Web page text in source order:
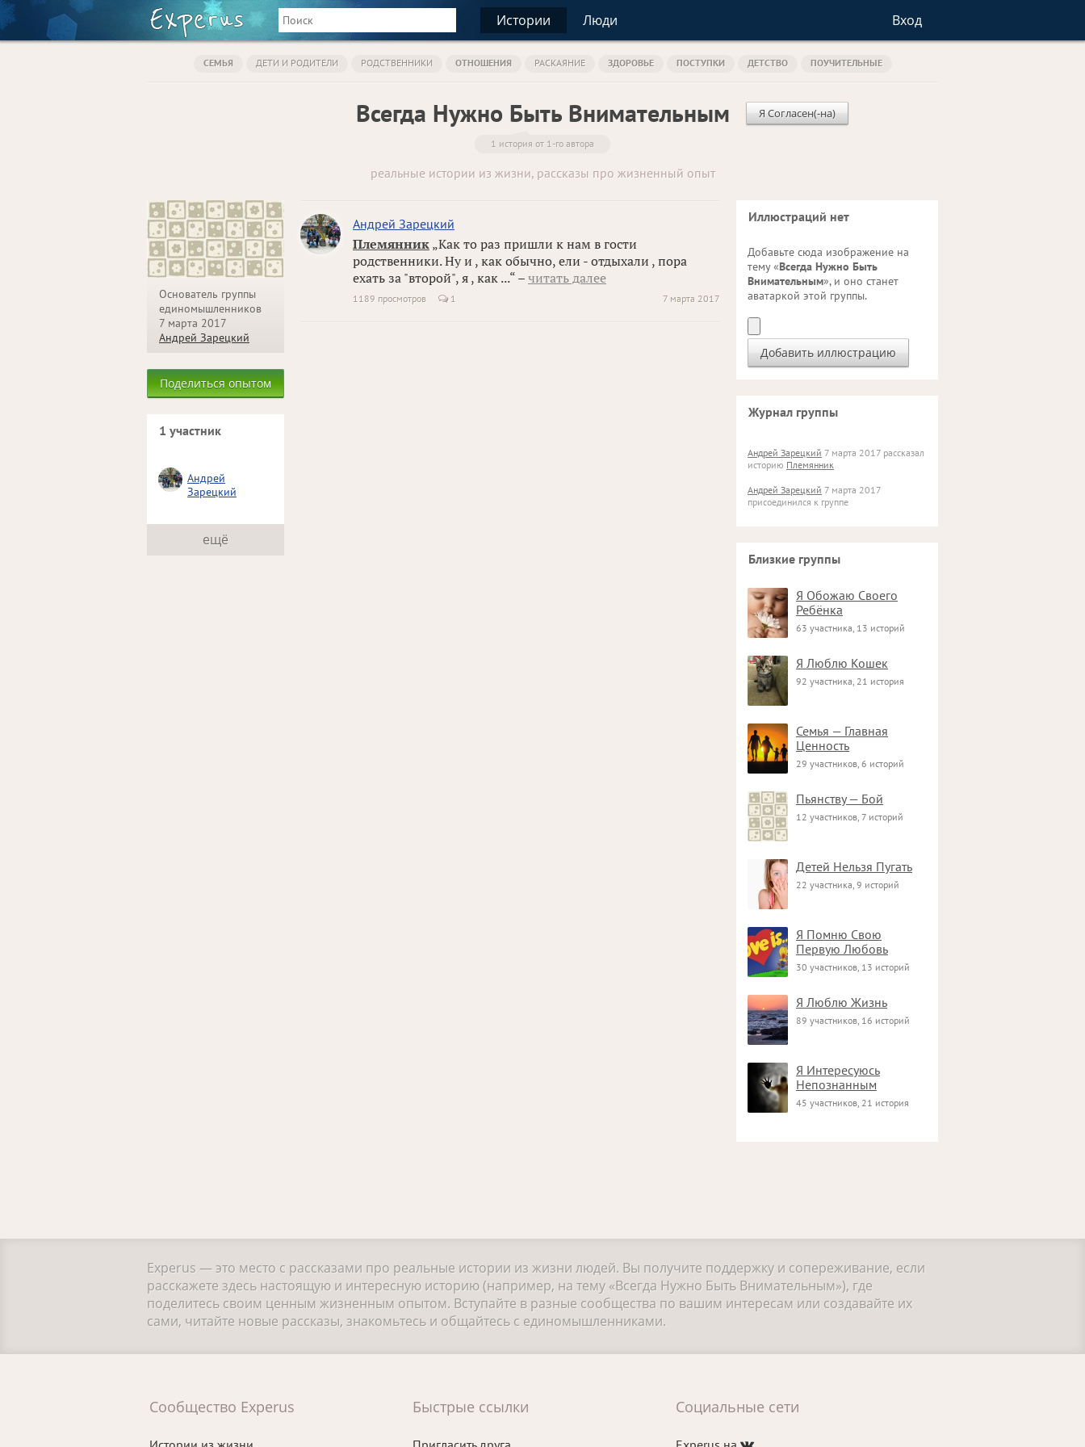
Истории Люди Вход
СЕМЬЯ ДЕТИ И РОДИТЕЛИ РОДСТВЕННИКИ ОТНОШЕНИЯ РАСКАЯНИЕ ЗДОРОВЬЕ ПОСТУПКИ ДЕТСТВО ПОУЧИТЕЛЬНЫЕ
Всегда Нужно Быть Внимательным Я Согласен(-на)
1 история от 1-го автора
реальные истории из жизни, рассказы про жизненный опыт
Основатель группы
единомышленников
7 марта 2017
Андрей Зарецкий
Поделиться опытом
1 участник
Андрей
Зарецкий
ещё
Андрей Зарецкий
Племянник „Как то раз пришли к нам в гости
родственники. Ну и , как обычно, ели - отдыхали , пора
ехать за "второй", я , как ...“ – читать далее
7 марта 2017
1189 просмотров 1
Иллюстраций нет
Добавьте сюда изображение на
тему «Всегда Нужно Быть
Внимательным», и оно станет
аватаркой этой группы.
Журнал группы
Андрей Зарецкий 7 марта 2017 рассказал
историю Племянник
Андрей Зарецкий 7 марта 2017
присоединился к группе
Близкие группы
Я Обожаю Своего
Ребёнка
63 участника, 13 историй
Я Люблю Кошек
92 участника, 21 история
Семья — Главная
Ценность
29 участников, 6 историй
Пьянству — Бой
12 участников, 7 историй
Детей Нельзя Пугать
22 участника, 9 историй
Я Помню Свою
Первую Любовь
30 участников, 13 историй
Я Люблю Жизнь
89 участников, 16 историй
Я Интересуюсь
Непознанным
45 участников, 21 история
Experus — это место с рассказами про реальные истории из жизни людей. Вы получите поддержку и сопереживание, если
расскажете здесь настоящую и интересную историю (например, на тему «Всегда Нужно Быть Внимательным»), где
поделитесь своим ценным жизненным опытом. Вступайте в разные сообщества по вашим интересам или создавайте их
сами, читайте новые рассказы, знакомьтесь и общайтесь с единомышленниками.
Сообщество Experus Быстрые ссылки Социальные сети